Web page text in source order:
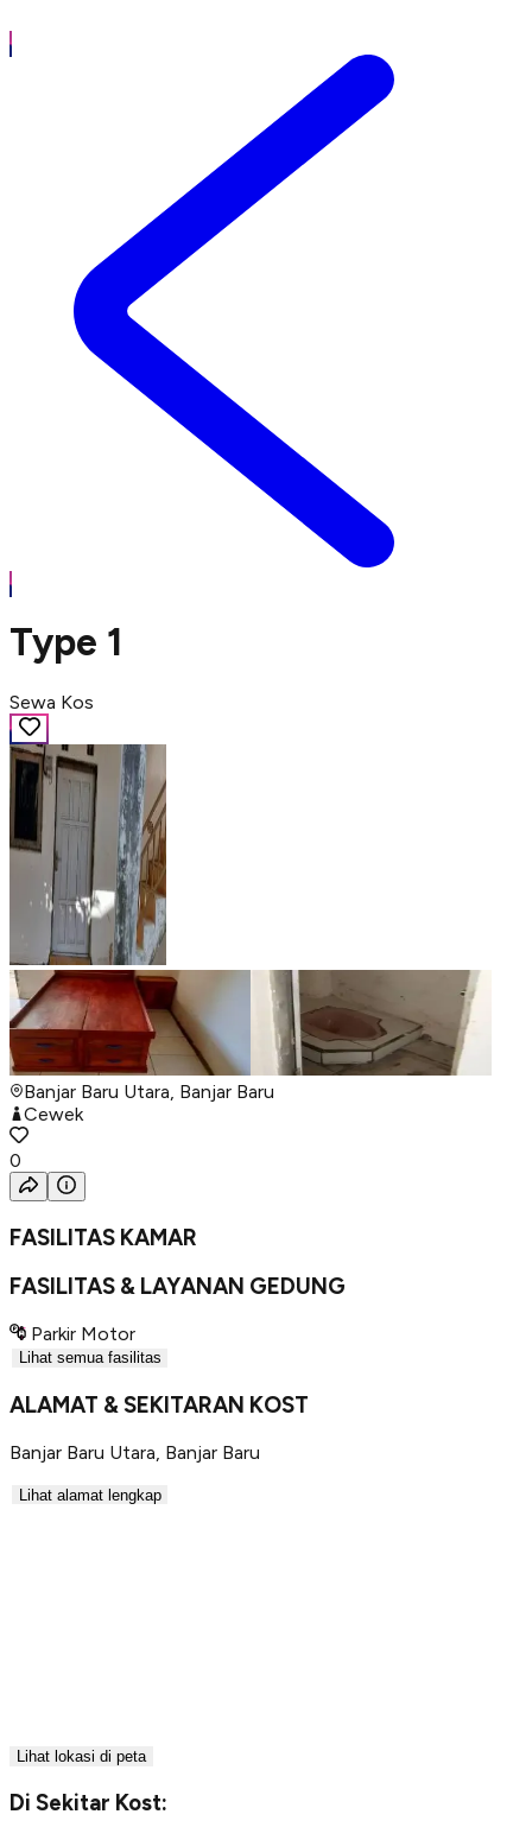
Type 1
Sewa Kos
Banjar Baru Utara, Banjar Baru
Cewek
0
FASILITAS KAMAR
FASILITAS & LAYANAN GEDUNG
Parkir Motor
Lihat semua fasilitas
ALAMAT & SEKITARAN KOST
Banjar Baru Utara, Banjar Baru
Lihat alamat lengkap
Lihat lokasi di peta
Di Sekitar Kost: